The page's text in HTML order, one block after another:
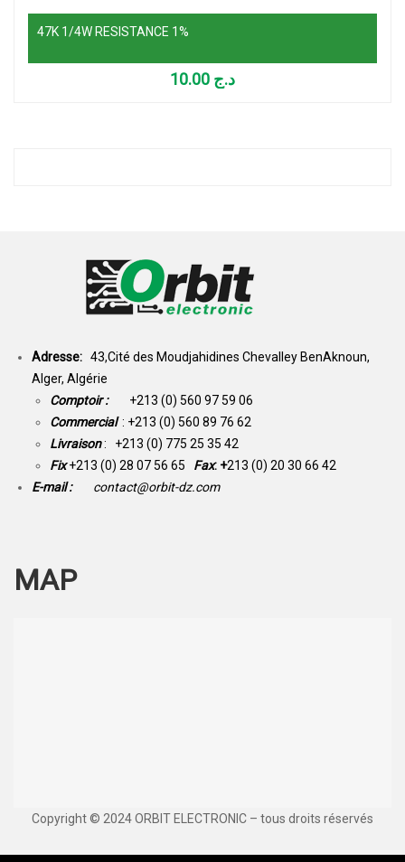
47K 1/4W RESISTANCE 1%
د.ج
Adresse: 43,Cité des Moudjahidines Chevalley BenAknoun,
Alger, Algérie
Comptoir : +213 (0) 560 97 59 06
Commercial : +213 (0) 560 89 76 62
Livraison: +213 (0) 775 25 35 42
Fix +213 (0) 28 07 56 65 Fax: +213 (0) 20 30 66 42
E-mail :
contact@orbit-dz.com
MAP
Copyright © 2024 ORBIT ELECTRONIC – tous droits réservés